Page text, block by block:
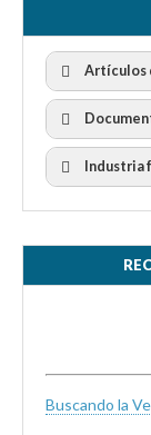
Artículos
Industria
Buscando la